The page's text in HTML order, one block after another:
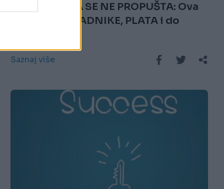
PRILIKA KOJA SE NE PROPUŠTA: Ova
zemlja traži RADNIKE, PLATA i do
Saznaj više